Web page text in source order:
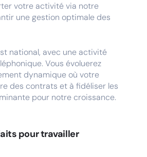
votre activité via notre
une gestion optimale des
national, avec une activité
Vous évoluerez
dynamique où votre
des contrats et à fidéliser les
pour notre croissance.
pour travailler